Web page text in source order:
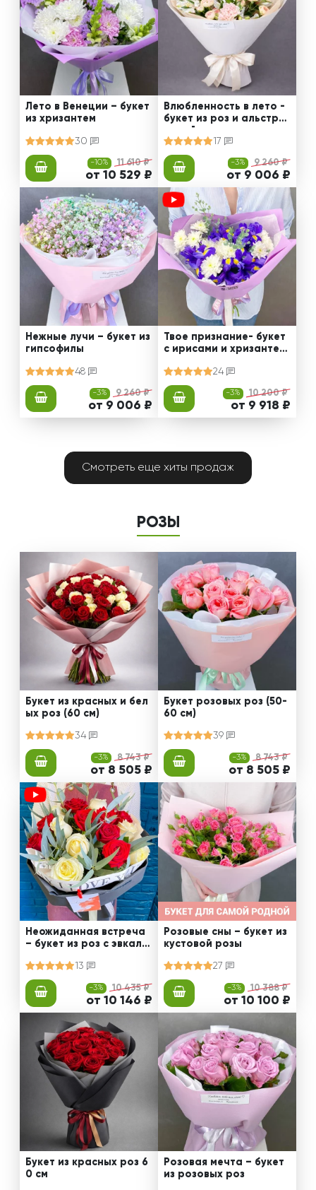
Лето в Венеции – букет
из хризантем
30
-10% 11 610 ₽
от 10 529 ₽
Влюбленность в лето -
букет из роз и альстро
мерий
17
-3% 9 260 ₽
от 9 006 ₽
Нежные лучи – букет из
гипсофилы
48
-3% 9 260 ₽
от 9 006 ₽
Твое признание- букет
с ирисами и хризантем
24
-3% 10 200 ₽
от 9 918 ₽
Смотреть еще хиты продаж
РОЗЫ
Букет из красных и бел
ых роз (60 см)
34
-3% 8 743 ₽
от 8 505 ₽
Букет розовых роз (50-
60 см)
39
-3% 8 743 ₽
от 8 505 ₽
Неожиданная встреча
– букет из роз с эвкали
13
-3% 10 435 ₽
от 10 146 ₽
Розовые сны – букет из
кустовой розы
27
-3% 10 388 ₽
от 10 100 ₽
Букет из красных роз 6
0 см
Розовая мечта – букет
из розовых роз